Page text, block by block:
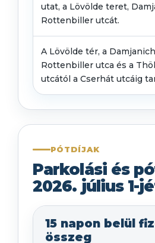
utat, a Lövölde teret,
Rottenbiller utcát.
A Lövölde tér, a
Rottenbiller utca és a
utcától a Cserhát utcáig
PÓTDÍJAK
Parkolási és
2026. július 1-
15 napon belül
összeg